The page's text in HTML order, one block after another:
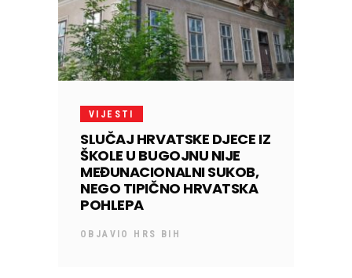
VIJESTI
SLUČAJ HRVATSKE DJECE IZ
ŠKOLE U BUGOJNU NIJE
MEĐUNACIONALNI SUKOB,
NEGO TIPIČNO HRVATSKA
POHLEPA
OBJAVIO HRS BIH